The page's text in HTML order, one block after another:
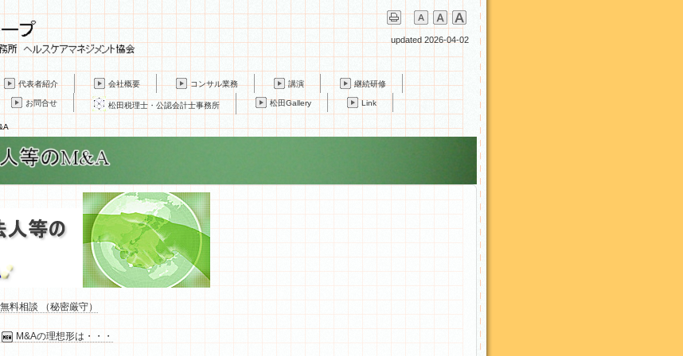
updated 2026-04-02
代表者紹介 会社概要 コンサル業務 講演 継続研修
お問合せ 松田税理士・公認会計士事務所 松田Gallery Link
料相談 （秘密厳守）
M&Aの理想形は・・・